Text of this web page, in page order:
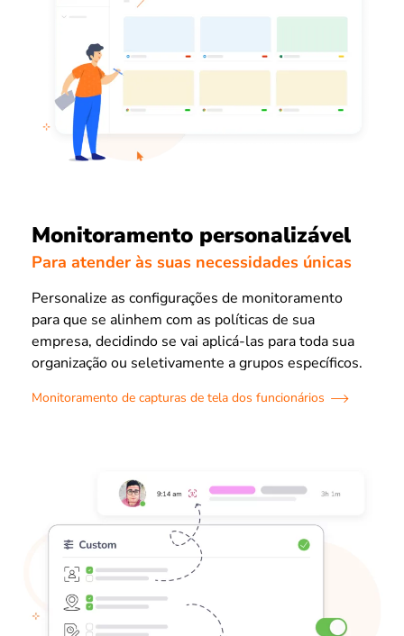
Monitoramento personalizável
Para atender às suas necessidades únicas
Personalize as configurações de monitoramento
para que se alinhem com as políticas de sua
empresa, decidindo se vai aplicá-las para toda sua
organização ou seletivamente a grupos específicos.
Monitoramento de capturas de tela dos funcionários